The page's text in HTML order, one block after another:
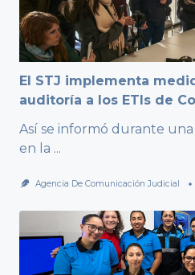
El STJ implementa
auditoría a los ETIs de
Así se informó durante
en la ...
Agencia De Comunicación Judicial